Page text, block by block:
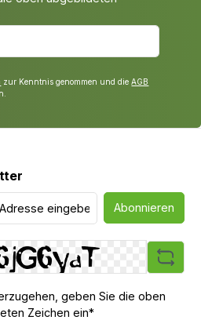
zur Kenntnis genommen und dieAGB
Abonnieren
geben Sie die oben
Zeichen ein*